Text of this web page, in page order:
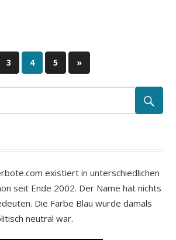
3 4 5
Nächste
Beiträge
»
existiert in unterschiedlichen
seit Ende 2002. Der Name hat nichts
Die Farbe Blau wurde damals
neutral war.